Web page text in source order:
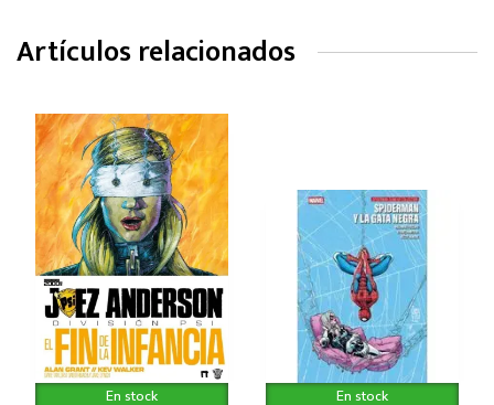
Artículos relacionados
En stock En stock